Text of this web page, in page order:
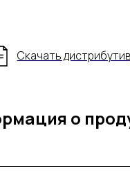
Скачать дистрибутив
о